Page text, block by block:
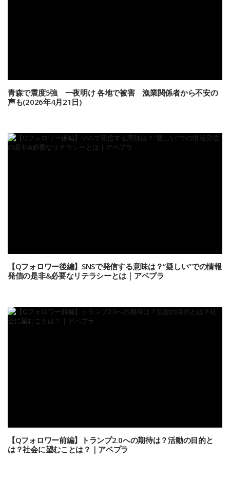
青森で震度5強 一夜明け 各地で被害 漁業関係者から不安の
声も(2026年4月21日)
【Qフォロワー後編】SNSで発信する意味は？“疑しい”での情報
発信の是非&必要なリテラシーとは｜アベプラ
【Qフォロワー前編】トランプ2.0への期待は？活動の目的と
は？社会に望むことは？｜アベプラ